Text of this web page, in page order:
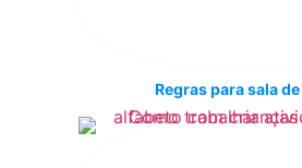
Regras para sala